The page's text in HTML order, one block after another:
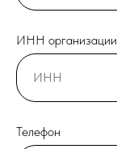
ИНН организации
Телефон